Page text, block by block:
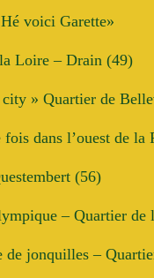
Hé voici Garette»
Loire – Drain (49)
» Quartier de
dans l’ouest de la
(56)
– Quartier de
de jonquilles –